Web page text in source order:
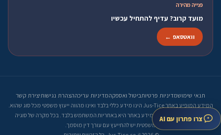
פנייה מהירה
מועד קרוב? עדיף להתחיל עכשיו
וואטסאפ ←
תנאי שימושמדיניות פרטיותביטול ואספקהמדיניות עריכההצהרת נגישותיצירת קשר
המידע המופיע באתר Jus-Tice הינו מידע כללי בלבד ואינו מהווה ייעוץ משפטי מכל סוג שהוא.
קבלת החלטות על סמך המידע באתר היא באחריות המשתמש בלבד. בכל מקרה של סוגיה
משפטית יש להתייעץ עם עורך דין מוסמך.
צרו פתרון עם AI